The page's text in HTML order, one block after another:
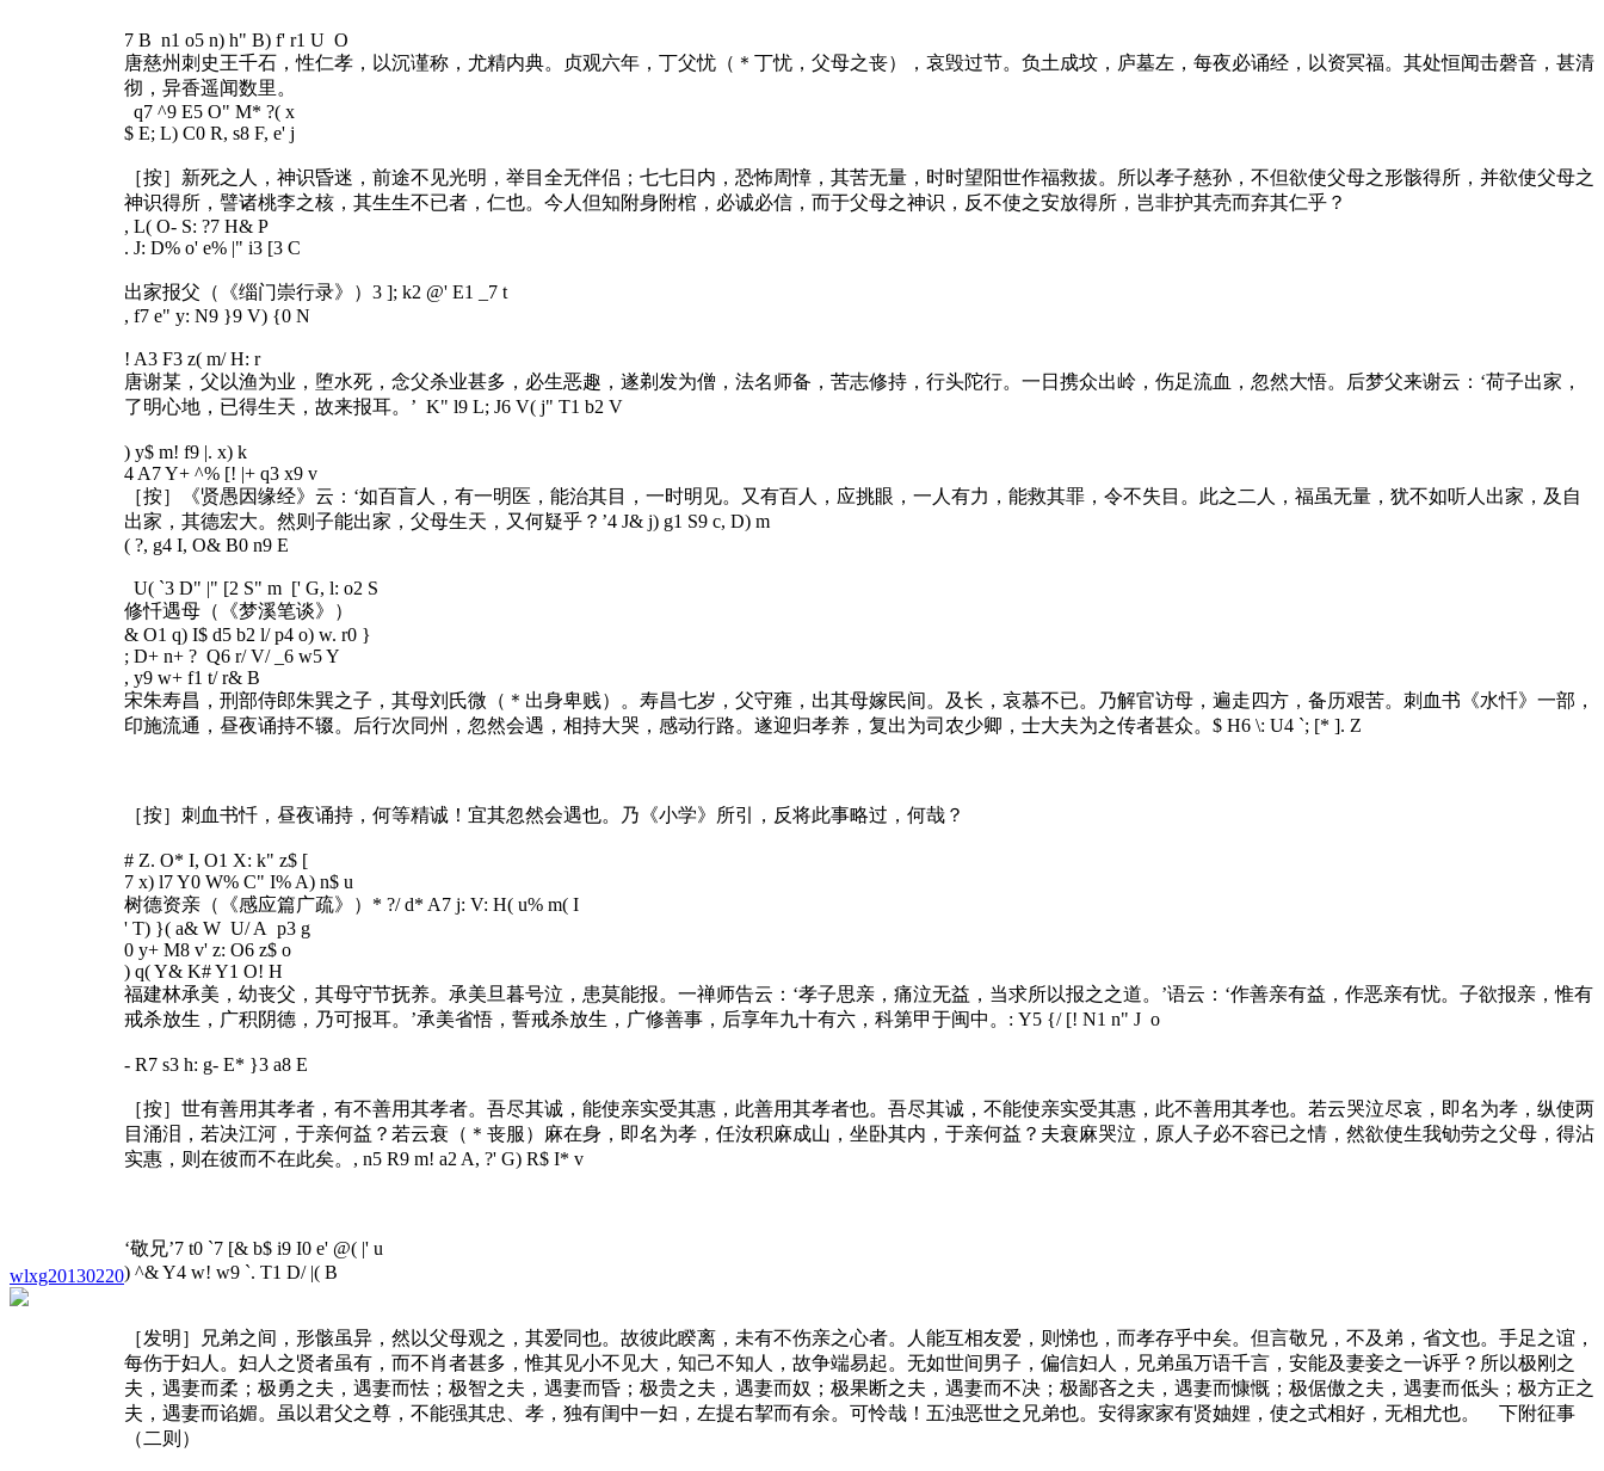
wlxg20130220
7 B n1 o5 n) h" B) f' r1 U O
唐慈州刺史王千石，性仁孝，以沉谨称，尤精内典。贞观六年，丁父忧（＊丁忧，父母之丧），哀毁过节。负土成坟，庐墓左，每夜必诵经，以资冥福。其处恒闻击磬音，甚清
彻，异香遥闻数里。
q7 ^9 E5 O" M* ?( x
$ E; L) C0 R, s8 F, e' j
［按］新死之人，神识昏迷，前途不见光明，举目全无伴侣；七七日内，恐怖周慞，其苦无量，时时望阳世作福救拔。所以孝子慈孙，不但欲使父母之形骸得所，并欲使父母之
神识得所，譬诸桃李之核，其生生不已者，仁也。今人但知附身附棺，必诚必信，而于父母之神识，反不使之安放得所，岂非护其壳而弃其仁乎？
, L( O- S: ?7 H& P
. J: D% o' e% |" i3 [3 C
出家报父（《缁门崇行录》） 3 ]; k2 @' E1 _7 t
, f7 e" y: N9 }9 V) {0 N
! A3 F3 z( m/ H: r
唐谢某，父以渔为业，堕水死，念父杀业甚多，必生恶趣，遂剃发为僧，法名师备，苦志修持，行头陀行。一日携众出岭，伤足流血，忽然大悟。后梦父来谢云：‘荷子出家，
了明心地，已得生天，故来报耳。’ K" l9 L; J6 V( j" T1 b2 V
) y$ m! f9 |. x) k
4 A7 Y+ ^% [! |+ q3 x9 v
［按］《贤愚因缘经》云：‘如百盲人，有一明医，能治其目，一时明见。又有百人，应挑眼，一人有力，能救其罪，令不失目。此之二人，福虽无量，犹不如听人出家，及自
出家，其德宏大。然则子能出家，父母生天，又何疑乎？’4 J& j) g1 S9 c, D) m
( ?, g4 I, O& B0 n9 E
U( `3 D" |" [2 S" m [' G, l: o2 S
修忏遇母（《梦溪笔谈》）
& O1 q) I$ d5 b2 l/ p4 o) w. r0 }
; D+ n+ ? Q6 r/ V/ _6 w5 Y
, y9 w+ f1 t/ r& B
宋朱寿昌，刑部侍郎朱巽之子，其母刘氏微（＊出身卑贱）。寿昌七岁，父守雍，出其母嫁民间。及长，哀慕不已。乃解官访母，遍走四方，备历艰苦。刺血书《水忏》一部，
印施流通，昼夜诵持不辍。后行次同州，忽然会遇，相持大哭，感动行路。遂迎归孝养，复出为司农少卿，士大夫为之传者甚众。 $ H6 \: U4 `; [* ]. Z
［按］刺血书忏，昼夜诵持，何等精诚！宜其忽然会遇也。乃《小学》所引，反将此事略过，何哉？
# Z. O* I, O1 X: k" z$ [
7 x) l7 Y0 W% C" I% A) n$ u
树德资亲（《感应篇广疏》） * ?/ d* A7 j: V: H( u% m( I
' T) }( a& W U/ A p3 g
0 y+ M8 v' z: O6 z$ o
) q( Y& K# Y1 O! H
福建林承美，幼丧父，其母守节抚养。承美旦暮号泣，患莫能报。一禅师告云：‘孝子思亲，痛泣无益，当求所以报之之道。’语云：‘作善亲有益，作恶亲有忧。子欲报亲，惟有
戒杀放生，广积阴德，乃可报耳。’承美省悟，誓戒杀放生，广修善事，后享年九十有六，科第甲于闽中。 : Y5 {/ [! N1 n" J o
- R7 s3 h: g- E* }3 a8 E
［按］世有善用其孝者，有不善用其孝者。吾尽其诚，能使亲实受其惠，此善用其孝者也。吾尽其诚，不能使亲实受其惠，此不善用其孝也。若云哭泣尽哀，即名为孝，纵使两
目涌泪，若决江河，于亲何益？若云衰（＊丧服）麻在身，即名为孝，任汝积麻成山，坐卧其内，于亲何益？夫衰麻哭泣，原人子必不容已之情，然欲使生我劬劳之父母，得沾
实惠，则在彼而不在此矣。 , n5 R9 m! a2 A, ?' G) R$ I* v
‘敬兄’7 t0 `7 [& b$ i9 I0 e' @( |' u
) ^& Y4 w! w9 `. T1 D/ |( B
［发明］兄弟之间，形骸虽异，然以父母观之，其爱同也。故彼此睽离，未有不伤亲之心者。人能互相友爱，则悌也，而孝存乎中矣。但言敬兄，不及弟，省文也。手足之谊，
每伤于妇人。妇人之贤者虽有，而不肖者甚多，惟其见小不见大，知己不知人，故争端易起。无如世间男子，偏信妇人，兄弟虽万语千言，安能及妻妾之一诉乎？所以极刚之
夫，遇妻而柔；极勇之夫，遇妻而怯；极智之夫，遇妻而昏；极贵之夫，遇妻而奴；极果断之夫，遇妻而不决；极鄙吝之夫，遇妻而慷慨；极倨傲之夫，遇妻而低头；极方正之
夫，遇妻而谄媚。虽以君父之尊，不能强其忠、孝，独有闺中一妇，左提右挈而有余。可怜哉！五浊恶世之兄弟也。安得家家有贤妯娌，使之式相好，无相尤也。 下附征事
（二则）